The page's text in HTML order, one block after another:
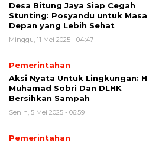
Desa Bitung Jaya Siap Cegah
Stunting: Posyandu untuk Masa
Depan yang Lebih Sehat
Minggu, 11 Mei 2025 - 04:47
Pemerintahan
Aksi Nyata Untuk Lingkungan: H
Muhamad Sobri Dan DLHK
Bersihkan Sampah
Senin, 5 Mei 2025 - 06:59
Pemerintahan